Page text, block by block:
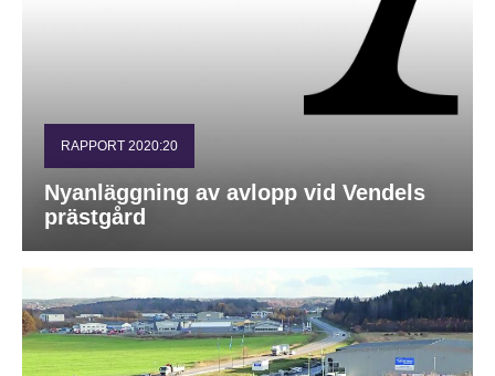
RAPPORT 2020:20
Nyanläggning av avlopp vid Vendels
prästgård